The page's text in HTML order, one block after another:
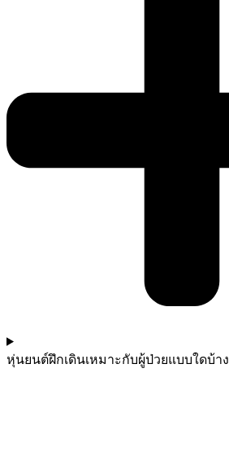
หุ่นยนต์ฝึกเดินเหมาะกับผู้ป่วยแบบใดบ้าง